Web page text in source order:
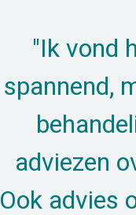
"Ik vond
spannend,
adviezen
Ook advies